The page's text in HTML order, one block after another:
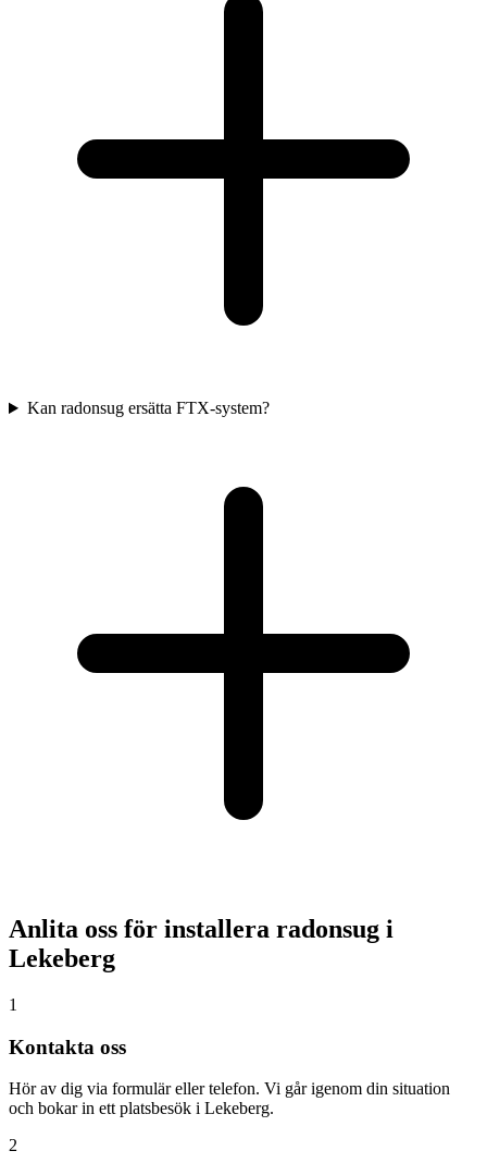
Kan radonsug ersätta FTX-system?
Anlita oss för installera radonsug i
Lekeberg
1
Kontakta oss
Hör av dig via formulär eller telefon. Vi går igenom din situation
och bokar in ett platsbesök i Lekeberg.
2